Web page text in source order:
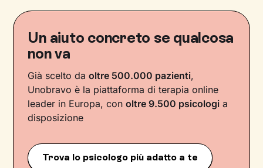
Un aiuto concreto se qualcosa
non va
Già scelto daoltre 500.000 pazienti,
Unobravo è la piattaforma di terapia online
leader in Europa, conoltre 9.500 psicologi a
disposizione
Trova lo psicologo più adatto a te